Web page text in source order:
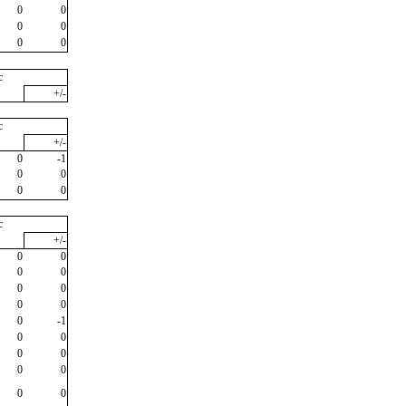
0
0
0
0
0
0
+/-
+/-
0
-1
0
0
0
0
+/-
0
0
0
0
0
0
0
0
0
-1
0
0
0
0
0
0
0
0